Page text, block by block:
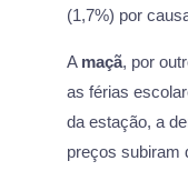
(1,7%) por
A maçã, por
as férias
da estação, a
preços subiram